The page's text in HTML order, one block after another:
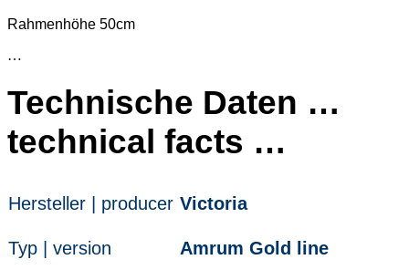
Rahmenhöhe 50cm
…
Technische Daten …
technical facts …
Hersteller | producer Victoria
Typ | version
Amrum Gold line